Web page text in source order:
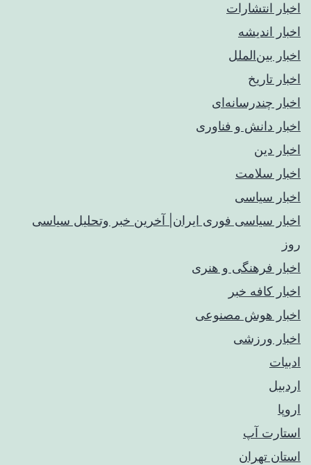
اخبار انتشارات
اخبار اندیشه
اخبار بین‌الملل
اخبار تاریخ
اخبار چندرسانه‌ای
اخبار دانش و فناوری
اخبار دین
اخبار سلامت
اخبار سیاسی
اخبار سیاسی فوری ایران| آخرین خبر وتحلیل سیاسی
روز
اخبار فرهنگی و هنری
اخبار کافه خبر
اخبار هوش مصنوعی
اخبار ورزشی
ادبیات
اردبیل
اروپا
استارت آپ
استان تهران